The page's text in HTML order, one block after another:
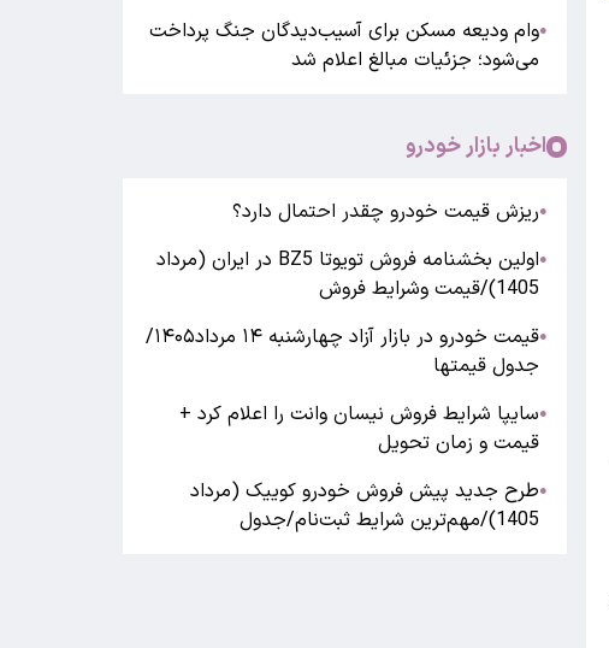
●وام ودیعه مسکن برای آسیب‌دیدگان جنگ پرداخت
می‌شود؛ جزئیات مبالغ اعلام شد
اخبار بازار خودرو
●ریزش قیمت خودرو چقدر احتمال دارد؟
●
اولین بخشنامه فروش تویوتا BZ5 در ایران (مرداد
1405)/قیمت وشرایط فروش
●
قیمت خودرو در بازار آزاد چهارشنبه ۱۴ مرداد۱۴۰۵/
جدول قیمتها
●سایپا شرایط فروش نیسان وانت را اعلام کرد +
قیمت و زمان تحویل
●طرح جدید پیش فروش خودرو کوییک (مرداد
1405)/مهم‌ترین شرایط ثبت‌نام/جدول